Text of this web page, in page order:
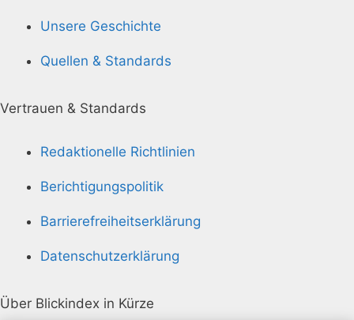
Unsere Geschichte
Quellen & Standards
Vertrauen & Standards
Redaktionelle Richtlinien
Berichtigungspolitik
Barrierefreiheitserklärung
Datenschutzerklärung
Über Blickindex in Kürze